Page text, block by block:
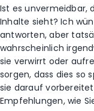
Ist es unvermeidbar,
Inhalte sieht? Ich
antworten, aber
wahrscheinlich
sie verwirrt oder
sorgen, dass dies so
sie darauf
Empfehlungen, wie